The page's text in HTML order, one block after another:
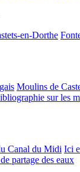
en-Dorthe
Moulins de
sur les
Canal du Midi Ici
partage des eaux